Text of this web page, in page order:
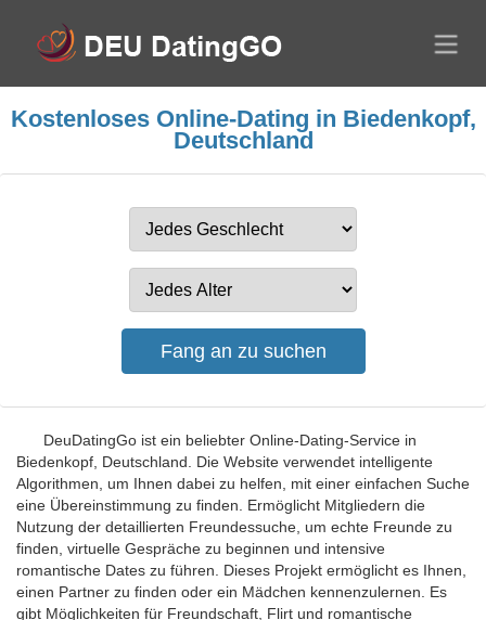
Kostenloses Online-Dating in Biedenkopf,
Deutschland
DeuDatingGo ist ein beliebter Online-Dating-Service in
Biedenkopf, Deutschland. Die Website verwendet intelligente
Algorithmen, um Ihnen dabei zu helfen, mit einer einfachen Suche
eine Übereinstimmung zu finden. Ermöglicht Mitgliedern die
Nutzung der detaillierten Freundessuche, um echte Freunde zu
finden, virtuelle Gespräche zu beginnen und intensive
romantische Dates zu führen. Dieses Projekt ermöglicht es Ihnen,
einen Partner zu finden oder ein Mädchen kennenzulernen. Es
gibt Möglichkeiten für Freundschaft, Flirt und romantische